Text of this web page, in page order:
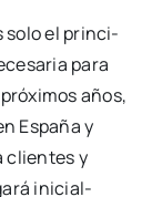
solo el prin­ci­
para
años,
Espa­ña y
clien­tes y
ini­cial­